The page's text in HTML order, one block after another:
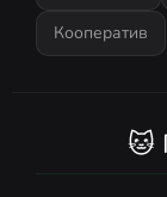
Кооператив
🐱